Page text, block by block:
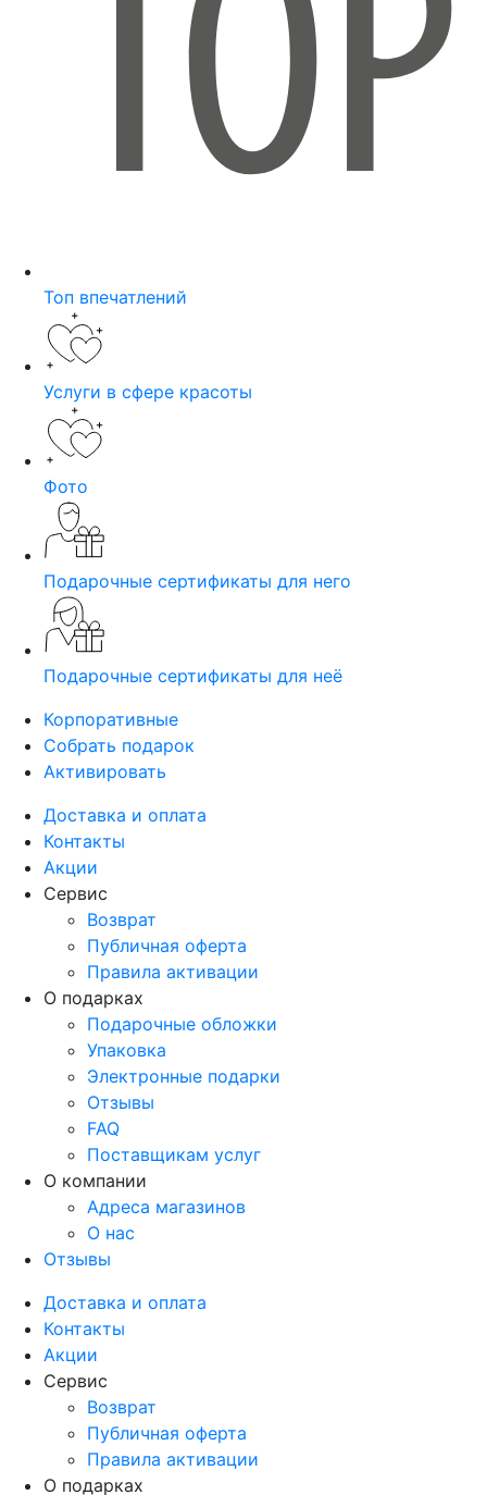
Топ впечатлений
Услуги в сфере красоты
Фото
Подарочные сертификаты для него
Подарочные сертификаты для неё
Корпоративные
Собрать подарок
Активировать
Доставка и оплата
Контакты
Акции
Сервис
Возврат
Публичная оферта
Правила активации
О подарках
Подарочные обложки
Упаковка
Электронные подарки
Отзывы
FAQ
Поставщикам услуг
О компании
Адреса магазинов
О нас
Отзывы
Доставка и оплата
Контакты
Акции
Сервис
Возврат
Публичная оферта
Правила активации
О подарках